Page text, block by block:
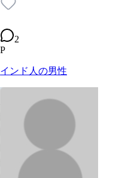
2
P
インド人の男性